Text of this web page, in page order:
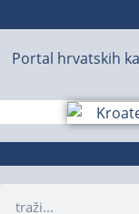
Portal hrvatskih